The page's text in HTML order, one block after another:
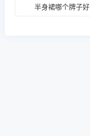
半身裙哪个牌子好